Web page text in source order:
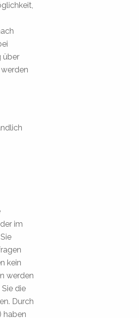
über
im
kein
werden
die
Durch
haben